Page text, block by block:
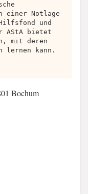
einer Notlage
und
AStA bietet
mit deren
lernen kann.
Bochum